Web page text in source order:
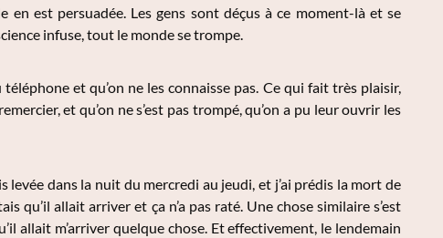
en est persuadée. Les gens sont déçus à ce moment-là et se
infuse, tout le monde se trompe.
et qu’on ne les connaisse pas. Ce qui fait très plaisir,
et qu’on ne s’est pas trompé, qu’on a pu leur ouvrir les
levée dans la nuit du mercredi au jeudi, et j’ai prédis la mort de
qu’il allait arriver et ça n’a pas raté. Une chose similaire s’est
allait m’arriver quelque chose. Et effectivement, le lendemain